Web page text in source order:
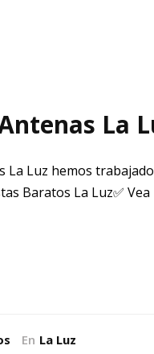
La
La Luz hemos
Baratos La Luz✅
En La Luz